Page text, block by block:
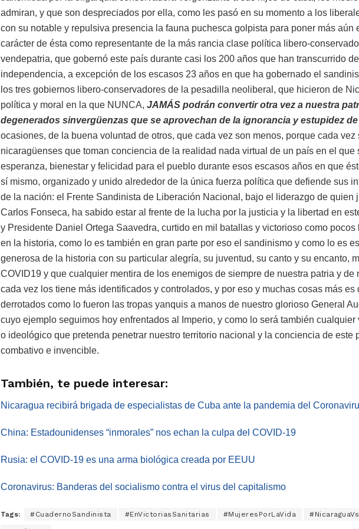
admiran, y que son despreciados por ella, como les pasó en su momento a los
con su notable y repulsiva presencia la fauna puchesca golpista para poner más aún
carácter de ésta como representante de la más rancia clase política libero-
vendepatria, que gobernó este país durante casi los 200 años que han transcurrido
independencia, a excepción de los escasos 23 años en que ha gobernado el
los tres gobiernos libero-conservadores de la pesadilla neoliberal, que hicieron de
política y moral en la que NUNCA, JAMÁS podrán convertir otra vez a nuestra
degenerados sinvergüenzas que se aprovechan de la ignorancia y estupidez
ocasiones, de la buena voluntad de otros, que cada vez son menos, porque cada vez
nicaragüenses que toman conciencia de la realidad nada virtual de un país en el que
esperanza, bienestar y felicidad para el pueblo durante esos escasos años en que
sí mismo, organizado y unido alrededor de la única fuerza política que defiende sus
de la nación: el Frente Sandinista de Liberación Nacional, bajo el liderazgo de quien
Carlos Fonseca, ha sabido estar al frente de la lucha por la justicia y la libertad en
y Presidente Daniel Ortega Saavedra, curtido en mil batallas y victorioso como
en la historia, como lo es también en gran parte por eso el sandinismo y como lo es
generosa de la historia con su particular alegría, su juventud, su canto y su encanto,
COVID19 y que cualquier mentira de los enemigos de siempre de nuestra patria y de
cada vez los tiene más identificados y controlados, y por eso y muchas cosas más es
derrotados como lo fueron las tropas yanquis a manos de nuestro glorioso General
cuyo ejemplo seguimos hoy enfrentados al Imperio, y como lo será también
o ideológico que pretenda penetrar nuestro territorio nacional y la conciencia de este
combativo e invencible.
También, te puede interesar:
Nicaragua recibirá brigada de especialistas de Cuba ante la pandemia del
China: Estadounidenses “inmorales” nos echan la culpa del COVID-19
Rusia: el COVID-19 es una arma biológica creada por EEUU
Coronavirus: Banderas del socialismo contra el virus del capitalismo
Tags: #CuadernoSandinista #EnVictoriasSanitarias #MujeresPorLaVida